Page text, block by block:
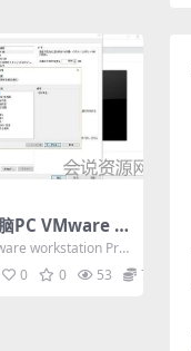
PC VMware 虚
兼容Win10
workstation Pro
，详细版本号为v
0 0 53 7